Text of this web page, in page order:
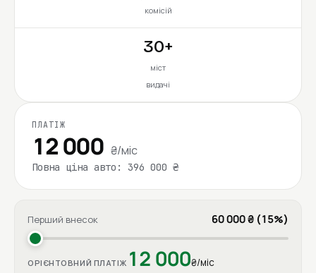
комісій
30+
міст
видачі
ПЛАТІЖ
12 000 ₴/міс
Повна ціна авто: 396 000 ₴
Перший внесок 60 000 ₴ (15%)
ОРІЄНТОВНИЙ ПЛАТІЖ 12 000₴/міс